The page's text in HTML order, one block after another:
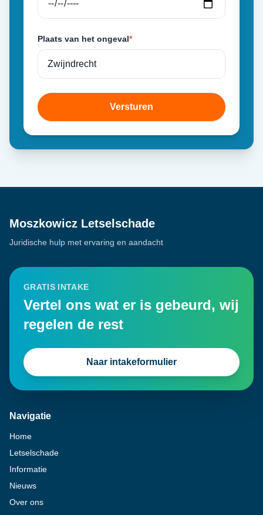
Plaats van het ongeval*
Versturen
Moszkowicz Letselschade
Juridische hulp met ervaring en aandacht
GRATIS INTAKE
Vertel ons wat er is gebeurd, wij
regelen de rest
Naar intakeformulier
Navigatie
Home
Letselschade
Informatie
Nieuws
Over ons